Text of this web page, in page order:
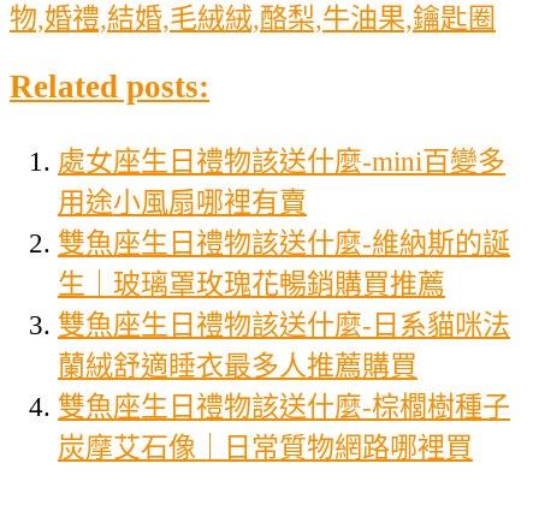
物,婚禮,結婚,毛絨絨,酪梨,牛油果,鑰匙圈
Related posts:
處女座生日禮物該送什麼-mini百變多
用途小風扇哪裡有賣
雙魚座生日禮物該送什麼-維納斯的誕
生｜玻璃罩玫瑰花暢銷購買推薦
雙魚座生日禮物該送什麼-日系貓咪法
蘭絨舒適睡衣最多人推薦購買
雙魚座生日禮物該送什麼-棕櫚樹種子
炭摩艾石像｜日常質物網路哪裡買